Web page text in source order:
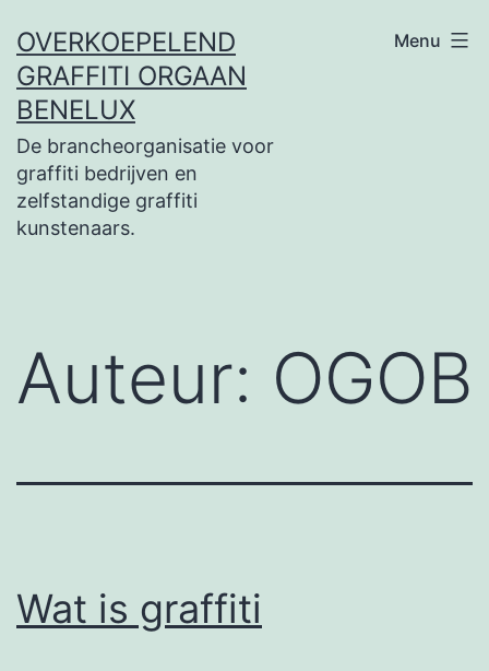
naar
de
inhoud
OVERKOEPELEND
GRAFFITI ORGAAN
BENELUX
De brancheorganisatie voor
graffiti bedrijven en
zelfstandige graffiti
kunstenaars.
Menu
Auteur: OGOB
Wat is graffiti